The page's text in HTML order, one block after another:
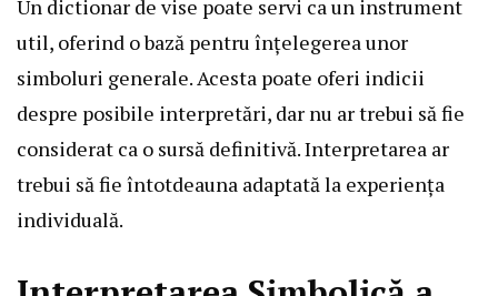
Un dictionar de vise poate servi ca un instrument
util, oferind o bază pentru înțelegerea unor
simboluri generale. Acesta poate oferi indicii
despre posibile interpretări, dar nu ar trebui să fie
considerat ca o sursă definitivă. Interpretarea ar
trebui să fie întotdeauna adaptată la experiența
individuală.